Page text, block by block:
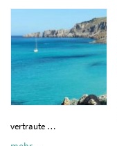
vertraute …